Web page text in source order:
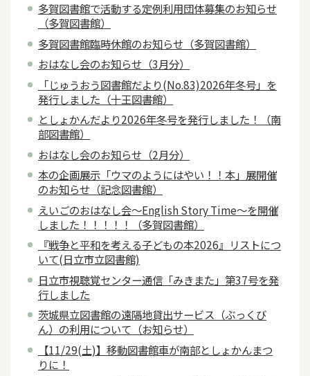
多賀図書館で活動する定例利用団体募集のお知らせ
（多賀図書館）
多賀図書館臨時休館のお知らせ（多賀図書館）
おはなし会のお知らせ（3月分）
「じゅうおう図書館だより(No.83)2026年冬号」を
発行しました（十王図書館）
としょかんだより2026年冬号を発行しました！（南
部図書館）
おはなし会のお知らせ（2月分）
本の企画展示「ウマのようにはやい！！本」展開催
のお知らせ（記念図書館）
えいごのおはなし会～English Story Time～を開催
しました！！！！！（多賀図書館）
『戦争と平和を考える子どもの本2026』リストにつ
いて(日立市立図書館)
日立市視聴覚センター通信「みきまた」第37号を発
行しました
茨城県立図書館の遠隔地貸出サービス（ぶっくび
ん）の利用について（お知らせ）
【11/29(土)】移動図書館車が南部としょかんまつ
りに！